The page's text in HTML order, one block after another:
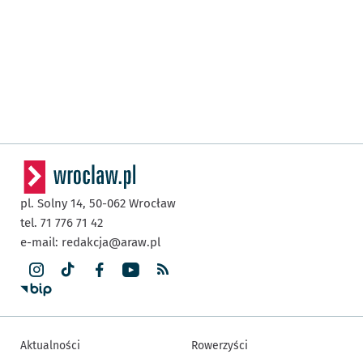
pl. Solny 14, 50-062 Wrocław
tel. 71 776 71 42
e-mail: redakcja@araw.pl
Aktualności Rowerzyści